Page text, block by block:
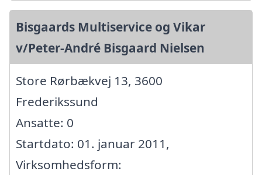
Bisgaards Multiservice og Vikar
v/Peter-André Bisgaard Nielsen
Store Rørbækvej 13, 3600
Frederikssund
Ansatte: 0
Startdato: 01. januar 2011,
Virksomhedsform: